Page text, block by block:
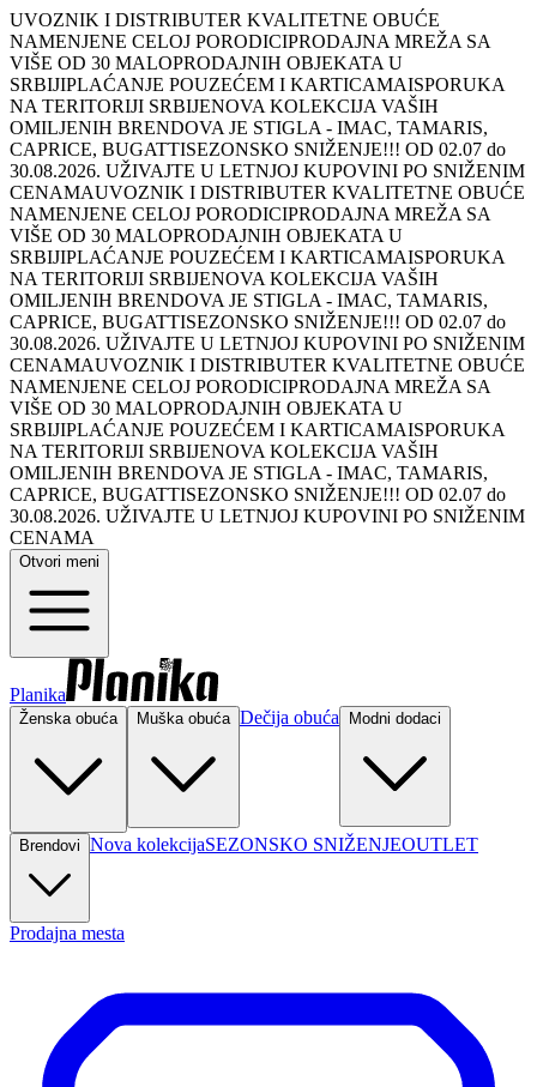
UVOZNIK I DISTRIBUTER KVALITETNE OBUĆE
NAMENJENE CELOJ PORODICIPRODAJNA MREŽA SA
VIŠE OD 30 MALOPRODAJNIH OBJEKATA U
SRBIJIPLAĆANJE POUZEĆEM I KARTICAMAISPORUKA
NA TERITORIJI SRBIJENOVA KOLEKCIJA VAŠIH
OMILJENIH BRENDOVA JE STIGLA - IMAC, TAMARIS,
CAPRICE, BUGATTISEZONSKO SNIŽENJE!!! OD 02.07 do
30.08.2026. UŽIVAJTE U LETNJOJ KUPOVINI PO SNIŽENIM
CENAMAUVOZNIK I DISTRIBUTER KVALITETNE OBUĆE
NAMENJENE CELOJ PORODICIPRODAJNA MREŽA SA
VIŠE OD 30 MALOPRODAJNIH OBJEKATA U
SRBIJIPLAĆANJE POUZEĆEM I KARTICAMAISPORUKA
NA TERITORIJI SRBIJENOVA KOLEKCIJA VAŠIH
OMILJENIH BRENDOVA JE STIGLA - IMAC, TAMARIS,
CAPRICE, BUGATTISEZONSKO SNIŽENJE!!! OD 02.07 do
30.08.2026. UŽIVAJTE U LETNJOJ KUPOVINI PO SNIŽENIM
CENAMAUVOZNIK I DISTRIBUTER KVALITETNE OBUĆE
NAMENJENE CELOJ PORODICIPRODAJNA MREŽA SA
VIŠE OD 30 MALOPRODAJNIH OBJEKATA U
SRBIJIPLAĆANJE POUZEĆEM I KARTICAMAISPORUKA
NA TERITORIJI SRBIJENOVA KOLEKCIJA VAŠIH
OMILJENIH BRENDOVA JE STIGLA - IMAC, TAMARIS,
CAPRICE, BUGATTISEZONSKO SNIŽENJE!!! OD 02.07 do
30.08.2026. UŽIVAJTE U LETNJOJ KUPOVINI PO SNIŽENIM
CENAMA
Otvori meni
Planika
Ženska obuća Muška obuća Dečija obuća Modni dodaci
Brendovi Nova kolekcijaSEZONSKO SNIŽENJEOUTLET
Prodajna mesta